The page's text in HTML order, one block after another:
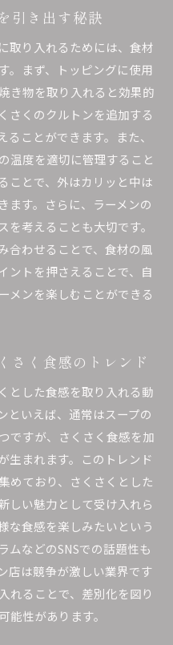
にするアイデア
さくラーメンの工夫
を加えるためのヒント
食卓に与える影響
くさくラーメン
たらす食事の変化
ラーメンの影響
卓に与える新しい楽しみ
感で変わる食事風景
に与えるポジティブな
引き出す秘訣
取り入れるためには、食材
。まず、トッピングに使用
き物を取り入れると効果的
さくのクルトンを追加する
ことができます。また、
温度を適切に管理すること
ことで、外はカリッと中は
ます。さらに、ラーメンの
考えることも大切です。
合わせることで、食材の風
ントを押さえることで、自
メンを楽しむことができる
さく食感のトレンド
とした食感を取り入れる動
といえば、通常はスープの
ですが、さくさく食感を加
生まれます。このトレンド
めており、さくさくとした
しい魅力として受け入れら
な食感を楽しみたいという
ムなどのSNSでの話題性も
店は競争が激しい業界です
れることで、差別化を図り
能性があります。